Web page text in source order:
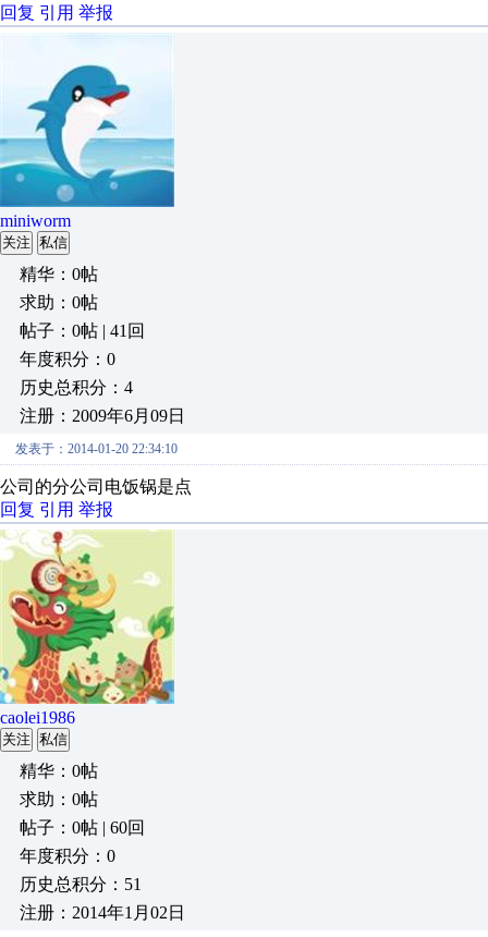
回复 引用 举报
miniworm
关注 私信
精华：0帖
求助：0帖
帖子：0帖 | 41回
年度积分：0
历史总积分：4
注册：2009年6月09日
发表于：2014-01-20 22:34:10
公司的分公司电饭锅是点
回复 引用 举报
caolei1986
关注 私信
精华：0帖
求助：0帖
帖子：0帖 | 60回
年度积分：0
历史总积分：51
注册：2014年1月02日